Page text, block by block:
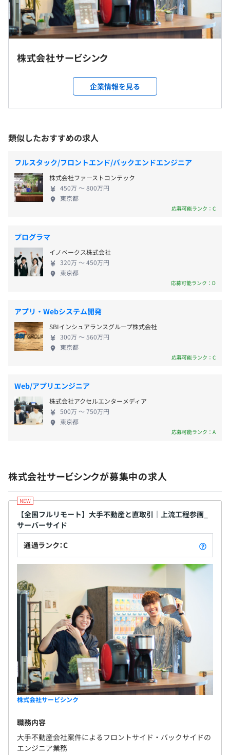
【受託実績一例】
実績 各詳細URL：https://servithink.co.jp/projects
・アットホーム 様（
）（プロジェクト人数：8名 開発期間：数年にわた
り継続的に機能改善中）
中）
（プロジェクト人数：6名 開発期間：6ヶ月）
・RE/MAX JAPAN 様（http://www.remax-japan.com/
（プロジェクト人数：7名 開発期間：9ヶ月）
・オリックス不動産 様（
http://owners.orix-sumai.jp/
（プロジェクト人数：2名 開発期間：2ヶ月）
（プロジェクト人数：5名 開発期間：5ヶ月）
※各企業様ごとに開発部分が異なります。
・社外セミナー受講料半額支給
・業務関連書籍の購入費全額支給
・技術系書籍や雑誌の購入、購読
・資格取得費用の補助
３年以内のMacBook Pro
3名〜5名
東京本社
変更なし
受動喫煙防止措置に関する事項
敷地内禁煙
（※想定年収は年収提示額を保証するものではありません）
平均残業時間：平均１５時間以下
土曜、日曜、祝祭日、夏季休暇、年末年始休暇
時限手当として、インフレ手当15,000円、テレワーク手当
3,150円を支給中
関東ITソフトウェア健康保険組合加入
無期雇用
株式会社サービシンク
企業情報を見る
類似したおすすめの求人
フルスタック/フロントエンド/バックエンドエンジニア
株式会社ファーストコンテック
450万 〜 800万円
東京都
応募可能ランク：C
プログラマ
イノベークス株式会社
320万 〜 450万円
東京都
応募可能ランク：D
アプリ・Webシステム開発
SBIインシュアランスグループ株式会社
300万 〜 560万円
東京都
応募可能ランク：C
Web/アプリエンジニア
株式会社アクセルエンターメディア
500万 〜 750万円
東京都
応募可能ランク：A
株式会社サービシンクが募集中の求人
【全国フルリモート】大手不動産と直取引｜上流工程参画_
サーバーサイド
通過ランク：C
株式会社サービシンク
職務内容
大手不動産会社案件によるフロントサイド・バックサイドの
エンジニア業務